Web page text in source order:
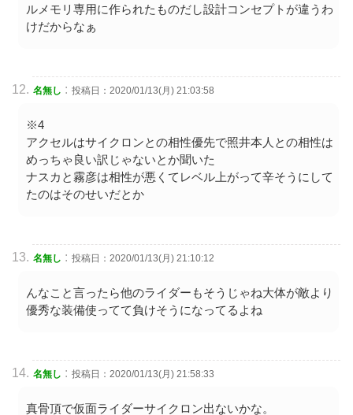
ルメモリ専用に作られたものだし設計コンセプトが違うわ
けだからなぁ
名無し : 投稿日：2020/01/13(月) 21:03:58
※4
アクセルはサイクロンとの相性優先で照井本人との相性は
めっちゃ良い訳じゃないとか聞いた
ナスカと霧彦は相性が悪くてレベル上がって辛そうにして
たのはそのせいだとか
名無し : 投稿日：2020/01/13(月) 21:10:12
んなこと言ったら他のライダーもそうじゃね大体が敵より
優秀な装備使ってて負けそうになってるよね
名無し : 投稿日：2020/01/13(月) 21:58:33
真骨頂で仮面ライダーサイクロン出ないかな。